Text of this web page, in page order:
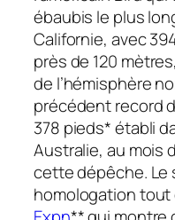
ébaubis le plus
Californie, avec
près de 120
de l’hémisphère
précédent record
378 pieds* établi
Australie, au mois
cette dépêche. Le
homologation tout